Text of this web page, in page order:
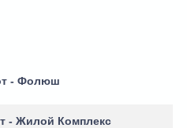
- Фолюш
- Жилой Комплекс